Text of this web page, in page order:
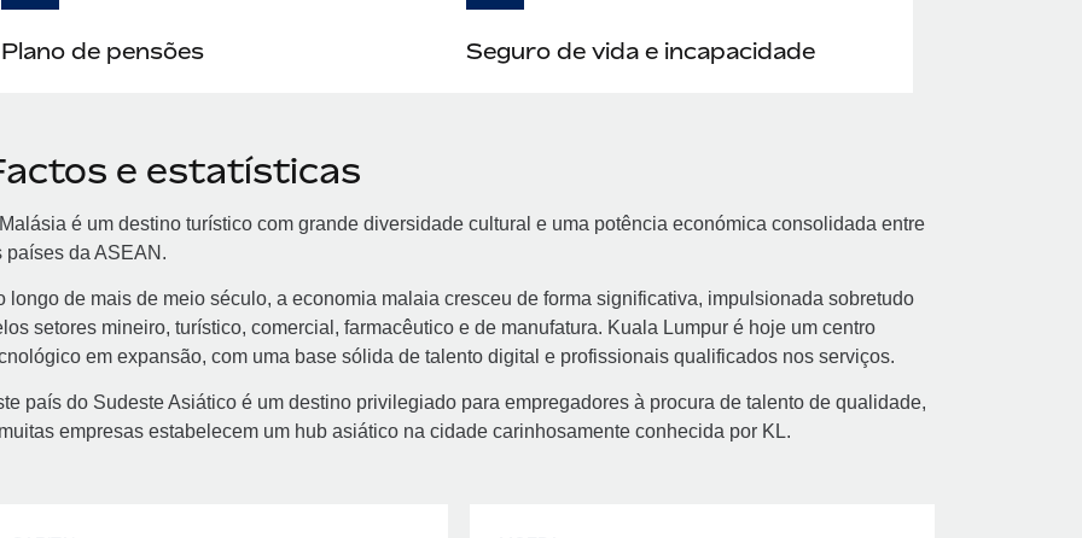
Plano de pensões Seguro de vida e incapacidade
e estatísticas
é um destino turístico com grande diversidade cultural e uma potência económica consolidada entre
países da ASEAN.
longo de mais de meio século, a economia malaia cresceu de forma significativa, impulsionada sobretudo
setores mineiro, turístico, comercial, farmacêutico e de manufatura. Kuala Lumpur é hoje um centro
em expansão, com uma base sólida de talento digital e profissionais qualificados nos serviços.
país do Sudeste Asiático é um destino privilegiado para empregadores à procura de talento de qualidade,
empresas estabelecem um hub asiático na cidade carinhosamente conhecida por KL.